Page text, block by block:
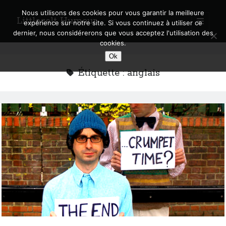
Littlecelt Humeur
open
primary
menu
Sidebar
Derniers articles
Municipales 2026 : Lyon, Métropole et Caluire, mon choix pour l’avenir
Explorez les Chemins Enchantés à Vélo : Aventures Familiales près de
Lyon !
Quel Lyonnais es-tu, Renaud Ducher ?
A quand une véritable place pour le vélo à Caluire dans la Métropole de
Lyon ?
Comment je vis ma vie sur un vélo
Étiquette :anglais
Nous utilisons des cookies pour vous garantir la meilleure
expérience sur notre site. Si vous continuez à utiliser ce
dernier, nous considérerons que vous acceptez l'utilisation des
cookies.
Ok